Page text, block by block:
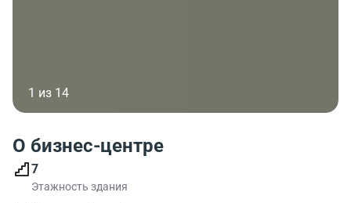
1 из 14
О бизнес-центре
7
Этажность здания